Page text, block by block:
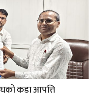
कडा आपत्ति